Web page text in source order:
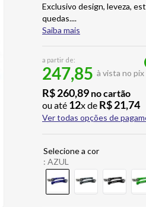
Exclusivo design, leveza,
quedas....
Saiba mais
a partir de:
247,85 à vista no pix
R$260,89 no cartão
ou até 12x de R$21,74
Ver todas opções de
: AZUL